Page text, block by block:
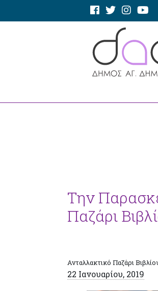
Την
Παζάρι
Ανταλλακτικό Παζάρι
22 Ιανουαρίου, 2019